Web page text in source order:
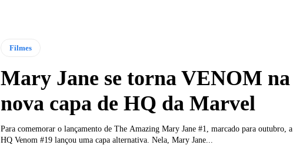
Filmes
Mary Jane se torna VENOM na
nova capa de HQ da Marvel
Para comemorar o lançamento de The Amazing Mary Jane #1, marcado para outubro, a
HQ Venom #19 lançou uma capa alternativa. Nela, Mary Jane...